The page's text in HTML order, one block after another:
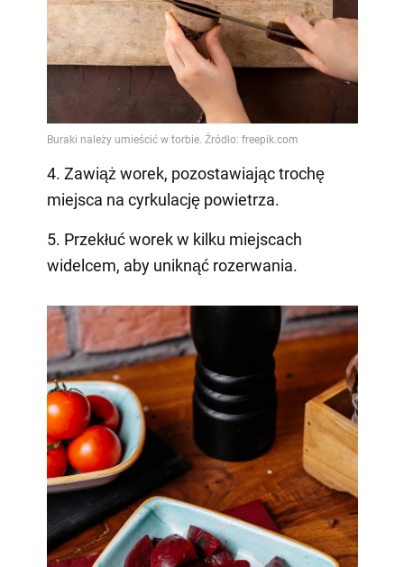
4. Zawiąż worek, pozostawiając trochę
miejsca na cyrkulację powietrza.
5. Przekłuć worek w kilku miejscach
widelcem, aby uniknąć rozerwania.